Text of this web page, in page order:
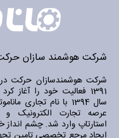
شرکت هوشمند سازان
شرکت هوشمندسازان حرکت
1391 فعالیت خود را آغاز
سال 1394 با نام تجاری
عرصه تجارت الکترونیک و
استارتاپ وارد شد. چشم انداز